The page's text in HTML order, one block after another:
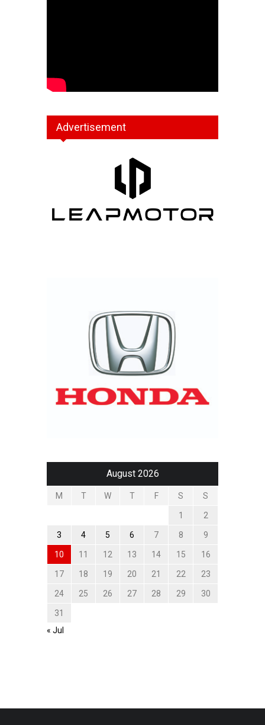
Advertisement
August 2026
M T W T F S S
1 2
3 4 5 6 7 8 9
10 11 12 13 14 15 16
17 18 19 20 21 22 23
24 25 26 27 28 29 30
31
« Jul